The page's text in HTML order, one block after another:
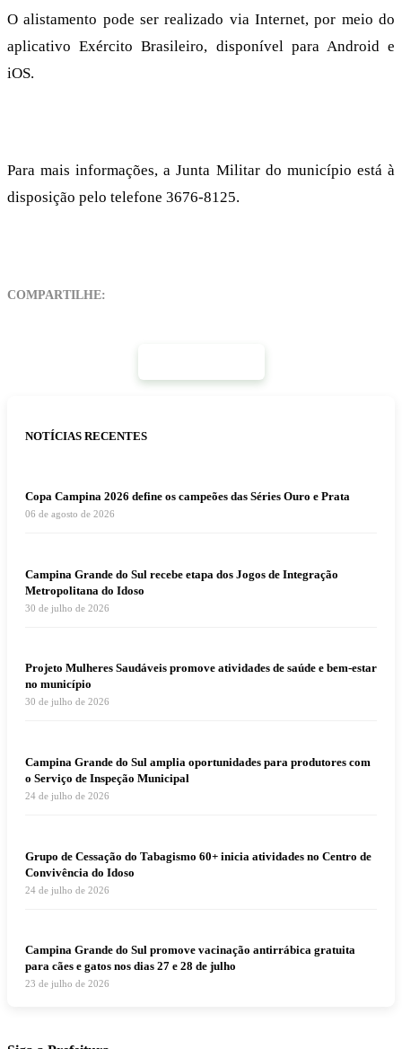
O alistamento pode ser realizado via Internet, por meio do
aplicativo Exército Brasileiro, disponível para Android e
iOS.
Para mais informações, a Junta Militar do município está à
disposição pelo telefone 3676-8125.
COMPARTILHE:
NOTÍCIAS RECENTES
Copa Campina 2026 define os campeões das Séries Ouro e Prata
06 de agosto de 2026
Campina Grande do Sul recebe etapa dos Jogos de Integração
Metropolitana do Idoso
30 de julho de 2026
Projeto Mulheres Saudáveis promove atividades de saúde e bem-estar
no município
30 de julho de 2026
Campina Grande do Sul amplia oportunidades para produtores com
o Serviço de Inspeção Municipal
24 de julho de 2026
Grupo de Cessação do Tabagismo 60+ inicia atividades no Centro de
Convivência do Idoso
24 de julho de 2026
Campina Grande do Sul promove vacinação antirrábica gratuita
para cães e gatos nos dias 27 e 28 de julho
23 de julho de 2026